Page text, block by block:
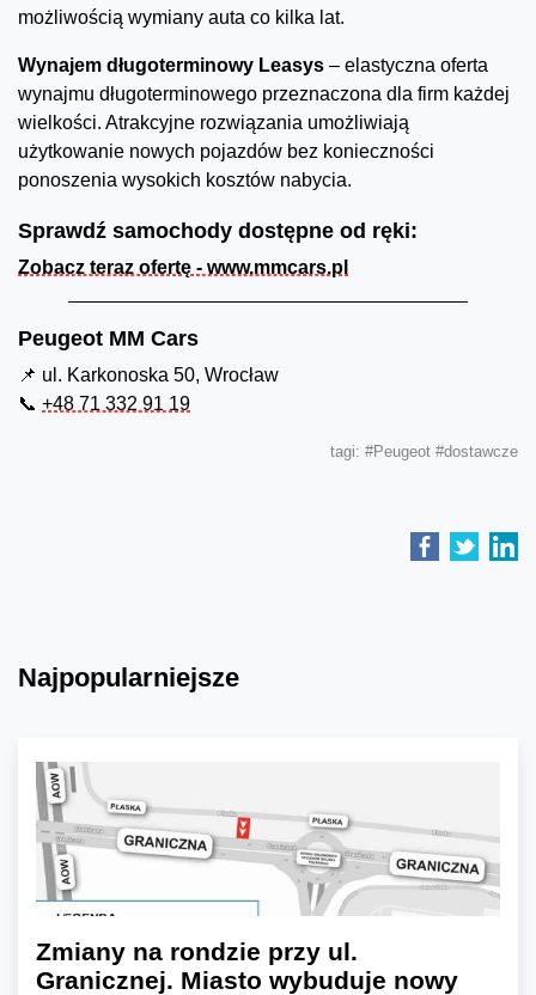
możliwością wymiany auta co kilka lat.
Wynajem długoterminowy Leasys – elastyczna oferta
wynajmu długoterminowego przeznaczona dla firm każdej
wielkości. Atrakcyjne rozwiązania umożliwiają
użytkowanie nowych pojazdów bez konieczności
ponoszenia wysokich kosztów nabycia.
Sprawdź samochody dostępne od ręki:
Zobacz teraz ofertę - www.mmcars.pl
Peugeot MM Cars
📌 ul. Karkonoska 50, Wrocław
📞 +48 71 332 91 19
tagi: #Peugeot #dostawcze
Najpopularniejsze
Zmiany na rondzie przy ul.
Granicznej. Miasto wybuduje nowy